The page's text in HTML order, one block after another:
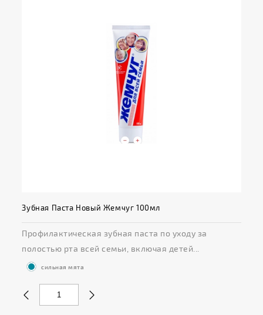
Зубная Паста Новый Жемчуг 100мл
Профилактическая зубная паста по уходу за
полостью рта всей семьи, включая детей...
сильная мята